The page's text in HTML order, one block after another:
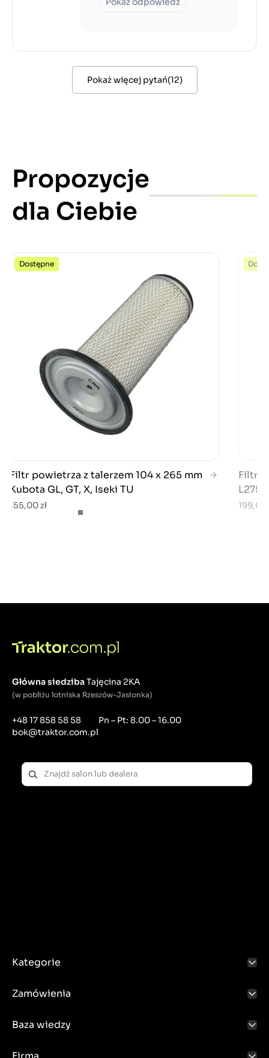
Pokaż więcej pytań(12)
Propozycje
dla Ciebie
Dostępne
Filtr powietrza z talerzem 104 x 265 mm
Kubota GL, GT, X, Iseki TU
155,00 zł
Filtr
L275
199,00
Główna siedzibaTajęcina 2KA
(w pobliżu lotniska Rzeszów-Jasionka)
+48 17 858 58 58
bok@traktor.com.pl
Pn – Pt: 8.00 – 16.00
Kategorie
Zamówienia
Baza wiedzy